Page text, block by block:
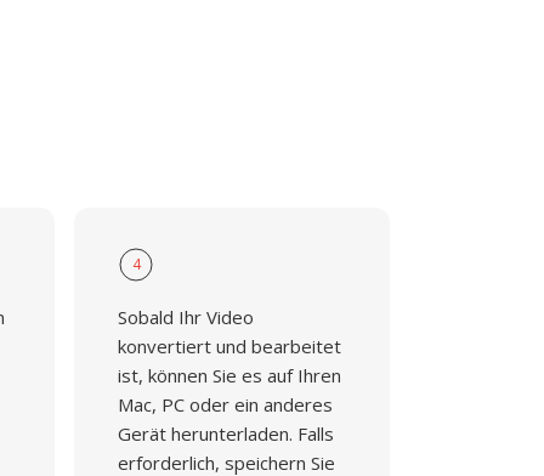
4
Sobald Ihr Video
konvertiert und bearbeitet
ist, können Sie es auf Ihren
Mac, PC oder ein anderes
Gerät herunterladen. Falls
erforderlich, speichern Sie